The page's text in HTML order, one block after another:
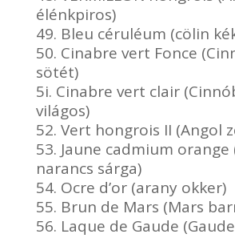
élénkpiros)
49. Bleu céruléum (cölin
50. Cinabre vert Fonce
sötét)
5i. Cinabre vert clair
világos)
52. Vert hongrois II (Angol
53. Jaune cadmium
narancs sárga)
54. Ocre d’or (arany okker)
55. Brun de Mars (Mars
56. Laque de Gaude